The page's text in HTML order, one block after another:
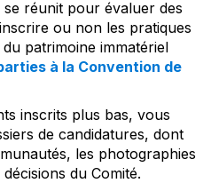
se réunit pour évaluer des
ou non les pratiques
patrimoine immatériel
à la Convention de
inscrits plus bas, vous
de candidatures, dont
les photographies
du Comité.